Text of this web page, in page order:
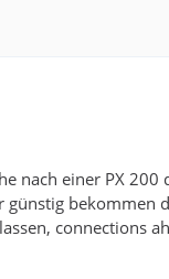
nach einer PX 200
günstig bekommen
connections